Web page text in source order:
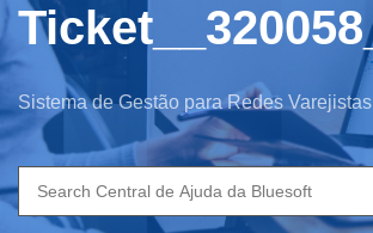
Sistema de Gestão para Redes
Search
for: